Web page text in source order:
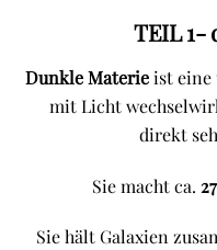
TEIL 1-
Dunkle Materieist eine
mit Licht
direkt
Sie macht ca.
Sie hält Galaxien